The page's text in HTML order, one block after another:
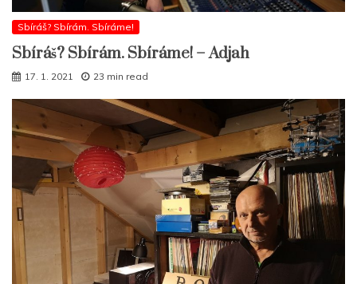
Sbíráš? Sbírám. Sbíráme!
Sbíráš? Sbírám. Sbíráme! – Adjah
17. 1. 2021 23 min read